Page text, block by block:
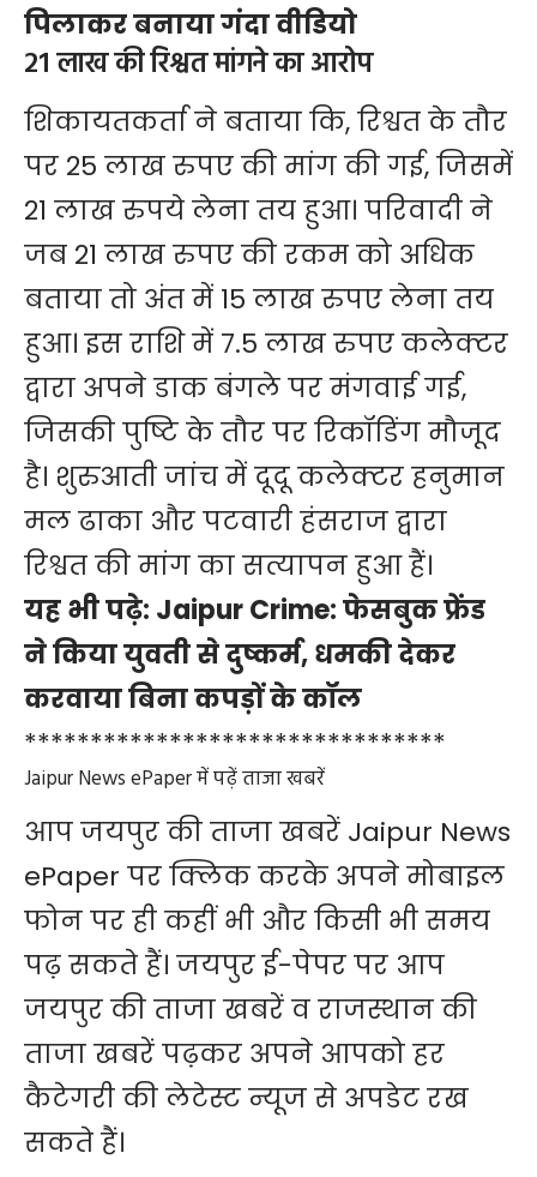
पिलाकर बनाया गंदा वीडियो
21 लाख की रिश्वत मांगने का आरोप
शिकायतकर्ता ने बताया कि, रिश्वत के तौर
पर 25 लाख रुपए की मांग की गई, जिसमें
21 लाख रुपये लेना तय हुआ। परिवादी ने
जब 21 लाख रुपए की रकम को अधिक
बताया तो अंत में 15 लाख रुपए लेना तय
हुआ। इस राशि में 7.5 लाख रुपए कलेक्टर
द्वारा अपने डाक बंगले पर मंगवाई गई,
जिसकी पुष्टि के तौर पर रिकॉडिंग मौजूद
है। शुरुआती जांच में दूदू कलेक्टर हनुमान
मल ढाका और पटवारी हंसराज द्वारा
रिश्वत की मांग का सत्यापन हुआ हैं।
यह भी पढ़े: Jaipur Crime: फेसबुक फ्रेंड
ने किया युवती से दुष्कर्म, धमकी देकर
करवाया बिना कपड़ों के कॉल
********************************
Jaipur News ePaper में पढ़ें ताजा खबरें
आप जयपुर की ताजा खबरें Jaipur News
ePaper पर क्लिक करके अपने मोबाइल
फोन पर ही कहीं भी और किसी भी समय
पढ़ सकते हैं। जयपुर ई-पेपर पर आप
जयपुर की ताजा खबरें व राजस्थान की
ताजा खबरें पढ़कर अपने आपको हर
कैटेगरी की लेटेस्ट न्यूज से अपडेट रख
सकते हैं।